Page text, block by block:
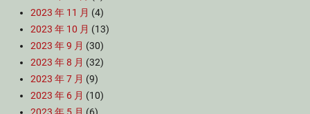
2023 年 11 月 (4)
2023 年 10 月 (13)
2023 年 9 月 (30)
2023 年 8 月 (32)
2023 年 7 月 (9)
2023 年 6 月 (10)